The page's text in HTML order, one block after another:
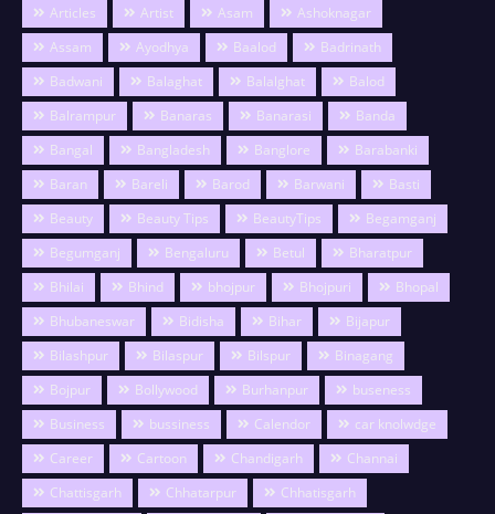
Articles
Artist Asam
Ashoknagar
Assam
Ayodhya Baalod
Badrinath
Badwani
Balaghat Balalghat
Balod
Balrampur
Banaras Banarasi
Banda
Bangal
Bangladesh Banglore
Barabanki
Baran
Bareli Barod Barwani
Basti
Beauty
Beauty Tips BeautyTips
Begamganj
Begumganj
Bengaluru Betul
Bharatpur
Bhilai
Bhind bhojpur Bhojpuri
Bhopal
Bhubaneswar
Bidisha Bihar
Bijapur
Bilashpur
Bilaspur Bilspur
Binagang
Bojpur
Bollywood Burhanpur
buseness
Business
bussiness Calendor
car knolwdge
Career
Cartoon Chandigarh
Channai
Chattisgarh
Chhatarpur
Chhatisgarh